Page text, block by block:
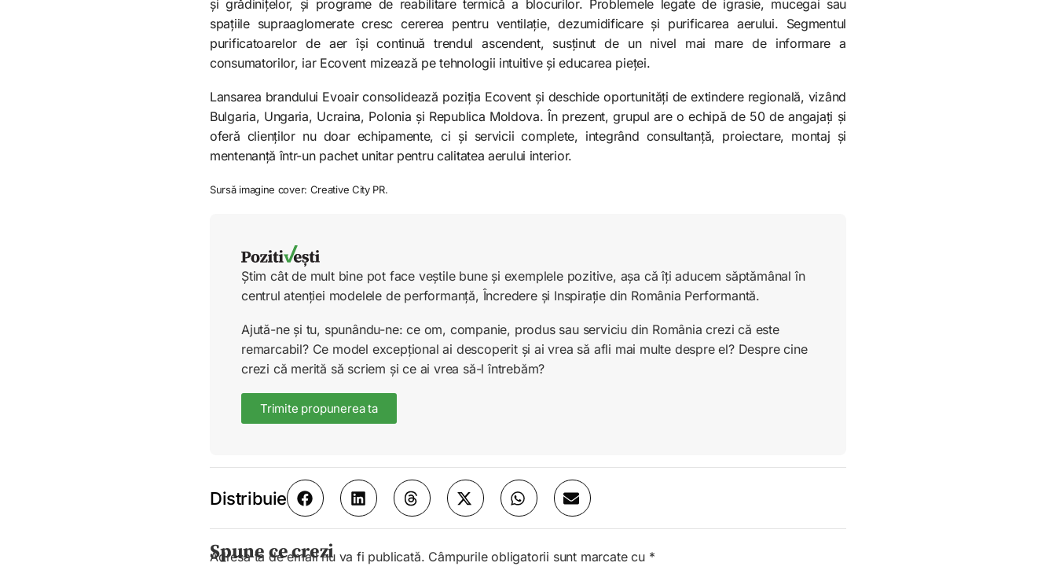
și grădinițelor, și programe de reabilitare termică a blocurilor. Problemele legate de igrasie, mucegai sau
spațiile supraaglomerate cresc cererea pentru ventilație, dezumidificare și purificarea aerului. Segmentul
purificatoarelor de aer își continuă trendul ascendent, susținut de un nivel mai mare de informare a
consumatorilor, iar Ecovent mizează pe tehnologii intuitive și educarea pieței.
Lansarea brandului Evoair consolidează poziția Ecovent și deschide oportunități de extindere regională, vizând
Bulgaria, Ungaria, Ucraina, Polonia și Republica Moldova. În prezent, grupul are o echipă de 50 de angajați și
oferă clienților nu doar echipamente, ci și servicii complete, integrând consultanță, proiectare, montaj și
mentenanță într-un pachet unitar pentru calitatea aerului interior.
Sursă imagine cover: Creative City PR.
Știm cât de mult bine pot face veștile bune și exemplele pozitive, așa că îți aducem săptămânal în
centrul atenției modelele de performanță, Încredere și Inspirație din România Performantă.
Ajută-ne și tu, spunându-ne: ce om, companie, produs sau serviciu din România crezi că este
remarcabil? Ce model excepțional ai descoperit și ai vrea să afli mai multe despre el? Despre cine
crezi că merită să scriem și ce ai vrea să-l întrebăm?
Trimite propunerea ta
Distribuie
Spune ce crezi
Adresa ta de email nu va fi publicată. Câmpurile obligatorii sunt marcate cu *